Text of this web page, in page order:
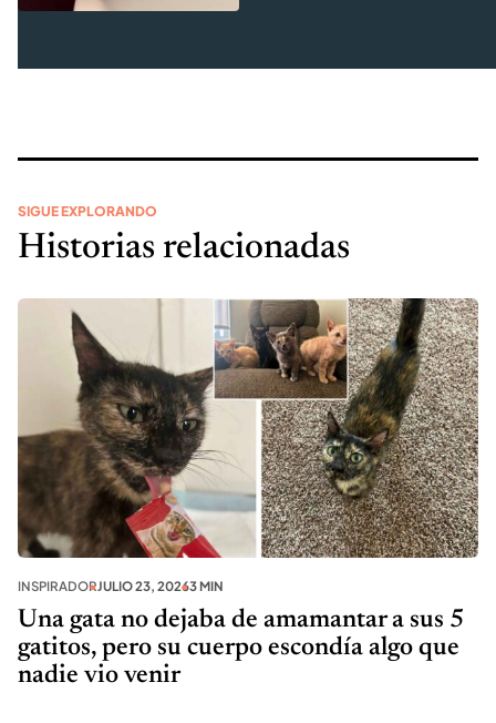
SIGUE EXPLORANDO
Historias relacionadas
INSPIRADORJULIO 23, 20263 MIN
Una gata no dejaba de amamantar a sus 5
gatitos, pero su cuerpo escondía algo que
nadie vio venir